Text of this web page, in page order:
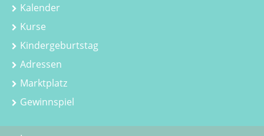
Kalender
Kurse
Kindergeburtstag
Adressen
Marktplatz
Gewinnspiel